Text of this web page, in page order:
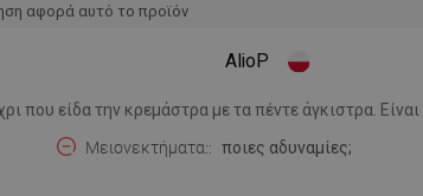
αφορά αυτό το προϊόν
AlioP
που είδα την κρεμάστρα με τα πέντε άγκιστρα.
Μειονεκτήματα: ποιες αδυναμίες;